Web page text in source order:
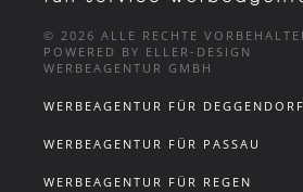
© 2026 ALLE RECHTE
POWERED BY ELLER-DESIGN
WERBEAGENTUR GMBH
WERBEAGENTUR FÜR DEGGENDORF
WERBEAGENTUR FÜR PASSAU
WERBEAGENTUR FÜR REGEN